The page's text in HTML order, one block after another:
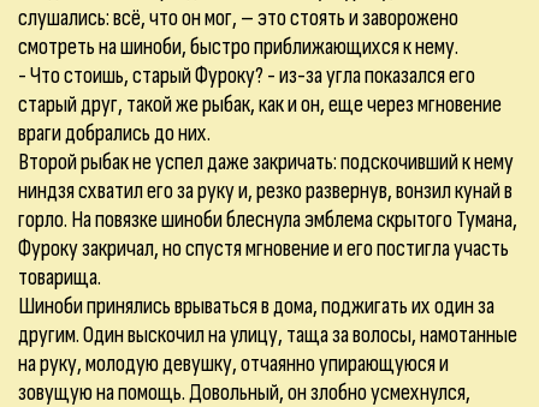
слушались: всё, что он мог, – это стоять и заворожено
смотреть на шиноби, быстро приближающихся к нему.
- Что стоишь, старый Фуроку? - из-за угла показался его
старый друг, такой же рыбак, как и он, еще через мгновение
враги добрались до них.
Второй рыбак не успел даже закричать: подскочивший к нему
ниндзя схватил его за руку и, резко развернув, вонзил кунай в
горло. На повязке шиноби блеснула эмблема скрытого Тумана,
Фуроку закричал, но спустя мгновение и его постигла участь
товарища.
Шиноби принялись врываться в дома, поджигать их один за
другим. Один выскочил на улицу, таща за волосы, намотанные
на руку, молодую девушку, отчаянно упирающуюся и
зовущую на помощь. Довольный, он злобно усмехнулся,